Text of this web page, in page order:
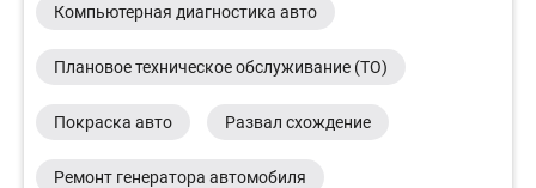
Компьютерная диагностика авто
Плановое техническое обслуживание (ТО)
Покраска авто Развал схождение
Ремонт генератора автомобиля